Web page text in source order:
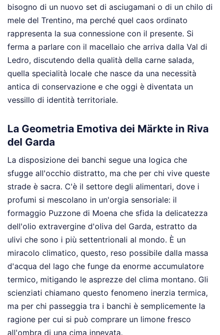
bisogno di un nuovo set di asciugamani o di un chilo di
mele del Trentino, ma perché quel caos ordinato
rappresenta la sua connessione con il presente. Si
ferma a parlare con il macellaio che arriva dalla Val di
Ledro, discutendo della qualità della carne salada,
quella specialità locale che nasce da una necessità
antica di conservazione e che oggi è diventata un
vessillo di identità territoriale.
La Geometria Emotiva dei Märkte in Riva
del Garda
La disposizione dei banchi segue una logica che
sfugge all'occhio distratto, ma che per chi vive queste
strade è sacra. C'è il settore degli alimentari, dove i
profumi si mescolano in un'orgia sensoriale: il
formaggio Puzzone di Moena che sfida la delicatezza
dell'olio extravergine d'oliva del Garda, estratto da
ulivi che sono i più settentrionali al mondo. È un
miracolo climatico, questo, reso possibile dalla massa
d'acqua del lago che funge da enorme accumulatore
termico, mitigando le asprezze del clima montano. Gli
scienziati chiamano questo fenomeno inerzia termica,
ma per chi passeggia tra i banchi è semplicemente la
ragione per cui si può comprare un limone fresco
all'ombra di una cima innevata.